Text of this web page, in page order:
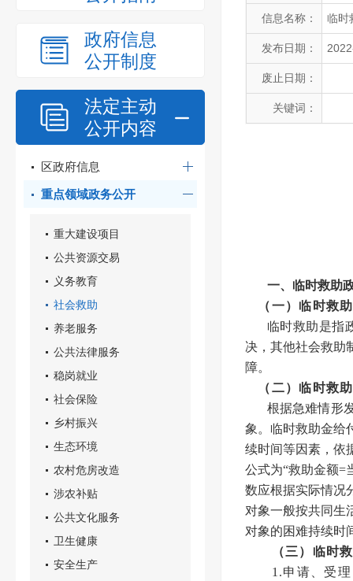
政府信息
公开制度
法定主动
公开内容
区政府信息
重点领域政务公开
重大建设项目
公共资源交易
义务教育
社会救助
养老服务
公共法律服务
稳岗就业
社会保险
乡村振兴
生态环境
农村危房改造
涉农补贴
公共文化服务
卫生健康
安全生产
信息名称： 临时
发布日期：
废止日期：
关键词：
一、临时救助
（一）临时救
临时救助是指
决，其他社会救助
障。
（二）临时救
根据急难情形
象。临时救助金给
续时间等因素，依
公式为“救助金额=
数应根据实际情况
对象一般按共同生
对象的困难持续时
（三）临时
1.申请、受理